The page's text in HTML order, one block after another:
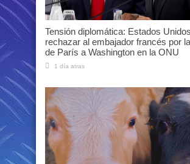
Tensión diplomática: Estados
rechazar al embajador francés por
de París a Washington en la ONU
1 día atras